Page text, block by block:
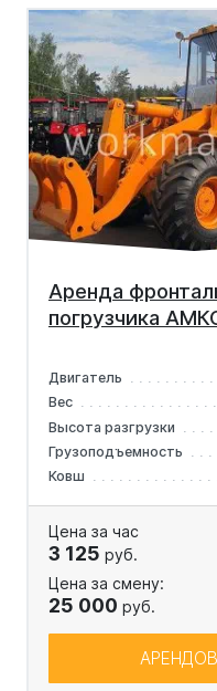
Аренда
погрузчика
Двигатель
Вес
Высота разгрузки
Грузоподъемность
Ковш
Цена за час
3 125 руб.
Цена за смену:
25 000 руб.